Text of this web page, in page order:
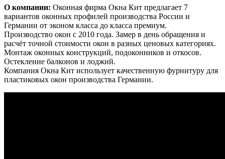
О компании: Оконная фирма Окна Кит предлагает 7
вариантов оконных профилей производства России и
Германии от эконом класса до класса премиум.
Производство окон с 2010 года. Замер в день обращения и
расчёт точной стоимости окон в разных ценовых категориях.
Монтаж оконных конструкций, подоконников и откосов.
Остекление балконов и лоджий.
Компания Окна Кит использует качественную фурнитуру для
пластиковых окон производства Германии.